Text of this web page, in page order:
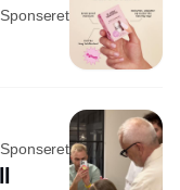
Sponseret
Sponseret